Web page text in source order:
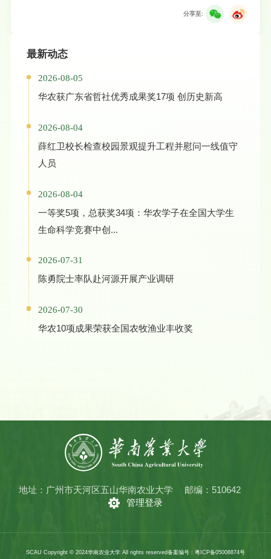
分享至:
最新动态
2026-08-05
华农获广东省哲社优秀成果奖17项 创历史新高
2026-08-04
薛红卫校长检查校园景观提升工程并慰问一线值守
人员
2026-08-04
一等奖5项，总获奖34项：华农学子在全国大学生
生命科学竞赛中创...
2026-07-31
陈勇院士率队赴河源开展产业调研
2026-07-30
华农10项成果荣获全国农牧渔业丰收奖
地址：广州市天河区五山华南农业大学
邮编：510642
管理登录
SCAU Copyright © 2024华南农业大学 All rights reserved备案编号：粤ICP备05008874号